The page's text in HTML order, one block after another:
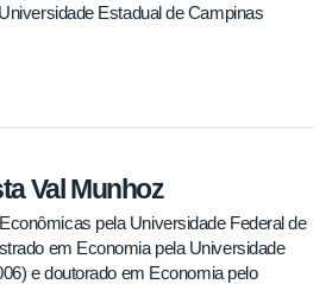
Estadual de Campinas
Val Munhoz
pela Universidade Federal de
em Economia pela Universidade
e doutorado em Economia pelo